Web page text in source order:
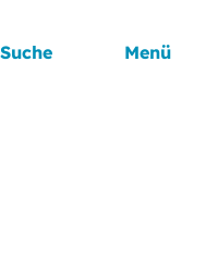
Suche Menü